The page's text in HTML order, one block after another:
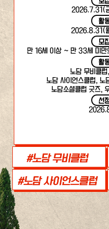
2026.7.31(
활
2026.8.31(
모
만 16세 이상 ~ 만 33세 미만
활
노담 무비클
노담 사이언스클럽, 노
노담소셜클럽 굿즈,
선